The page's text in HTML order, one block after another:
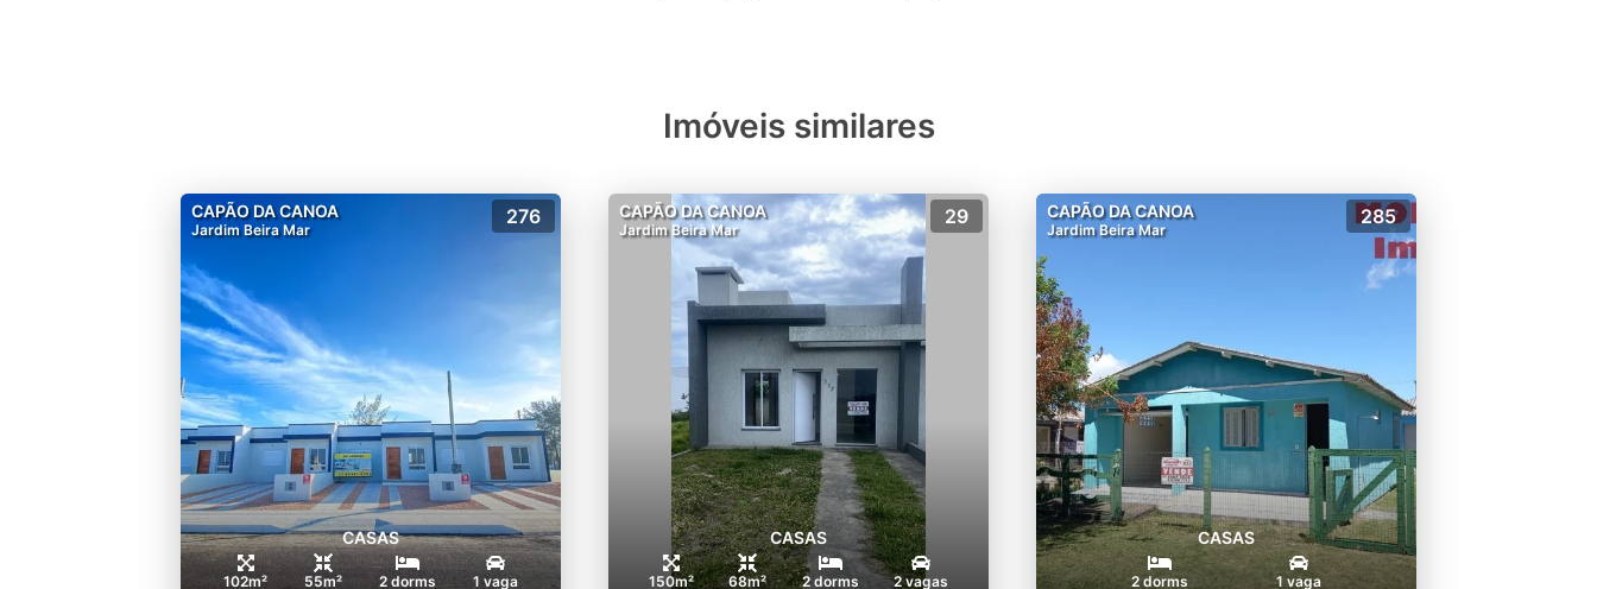
Imóveis similares
CAPÃO DA CANOA
Jardim Beira Mar
276
CASAS
102m² 55m² 2 dorms 1 vaga
CAPÃO DA CANOA
Jardim Beira Mar
29
CASAS
150m² 68m² 2 dorms 2 vagas
CAPÃO DA CANOA
Jardim Beira Mar
285
CASAS
2 dorms 1 vaga